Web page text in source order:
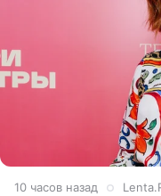
10 часов назад